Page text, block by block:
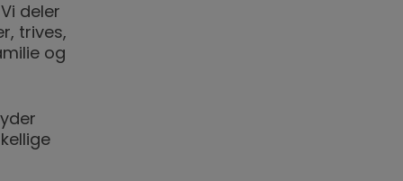
deler
trives,
og